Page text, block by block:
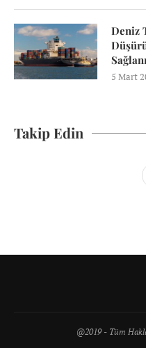
Deniz
5 Mart
Takip Edin
@2019 - Tüm